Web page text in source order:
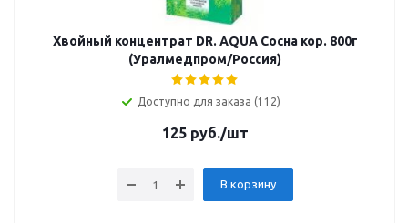
Хвойный концентрат DR. AQUA Сосна кор. 800г
(Уралмедпром/Россия)
Доступно для заказа (112)
125руб./шт
В корзину